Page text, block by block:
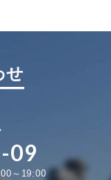
せ
09
～19:00